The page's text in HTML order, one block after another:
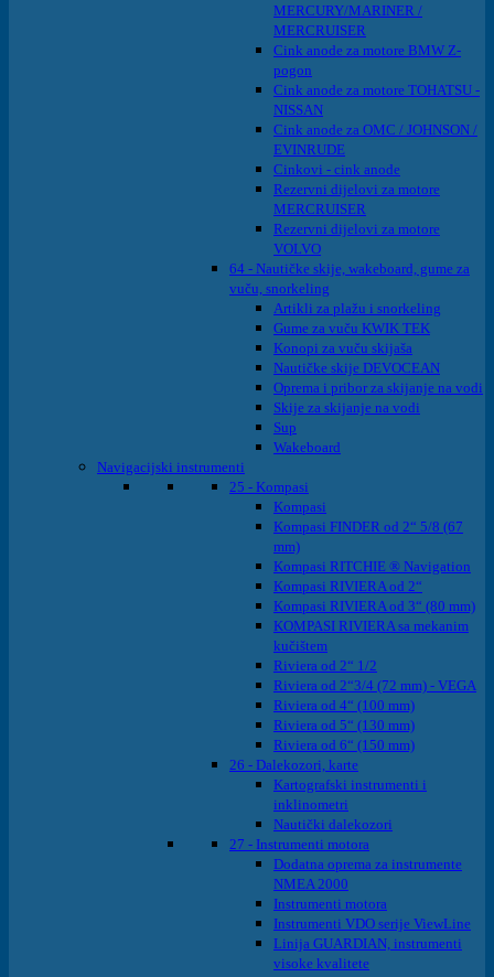
MERCURY/MARINER /
MERCRUISER
Cink anode za motore BMW Z-
pogon
Cink anode za motore TOHATSU -
NISSAN
Cink anode za OMC / JOHNSON /
EVINRUDE
Cinkovi - cink anode
Rezervni dijelovi za motore
MERCRUISER
Rezervni dijelovi za motore
VOLVO
64 - Nautičke skije, wakeboard, gume za
vuču, snorkeling
Artikli za plažu i snorkeling
Gume za vuču KWIK TEK
Konopi za vuču skijaša
Nautičke skije DEVOCEAN
Oprema i pribor za skijanje na vodi
Skije za skijanje na vodi
Sup
Wakeboard
Navigacijski instrumenti
25 - Kompasi
Kompasi
Kompasi FINDER od 2“ 5/8 (67
mm)
Kompasi RITCHIE ® Navigation
Kompasi RIVIERA od 2“
Kompasi RIVIERA od 3“ (80 mm)
KOMPASI RIVIERA sa mekanim
kučištem
Riviera od 2“ 1/2
Riviera od 2“3/4 (72 mm) - VEGA
Riviera od 4“ (100 mm)
Riviera od 5“ (130 mm)
Riviera od 6“ (150 mm)
26 - Dalekozori, karte
Kartografski instrumenti i
inklinometri
Nautički dalekozori
27 - Instrumenti motora
Dodatna oprema za instrumente
NMEA 2000
Instrumenti motora
Instrumenti VDO serije ViewLine
Linija GUARDIAN, instrumenti
visoke kvalitete